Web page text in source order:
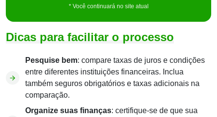
* Você continuará no site atual
Dicas para facilitar o processo
Pesquise bem: compare taxas de juros e condições
entre diferentes instituições financeiras. Inclua
também seguros obrigatórios e taxas adicionais na
comparação.
Organize suas finanças: certifique-se de que sua